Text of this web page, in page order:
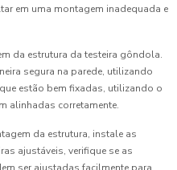
em uma montagem inadequada e
da estrutura da testeira gôndola.
segura na parede, utilizando
estão bem fixadas, utilizando o
alinhadas corretamente.
da estrutura, instale as
ajustáveis, verifique se as